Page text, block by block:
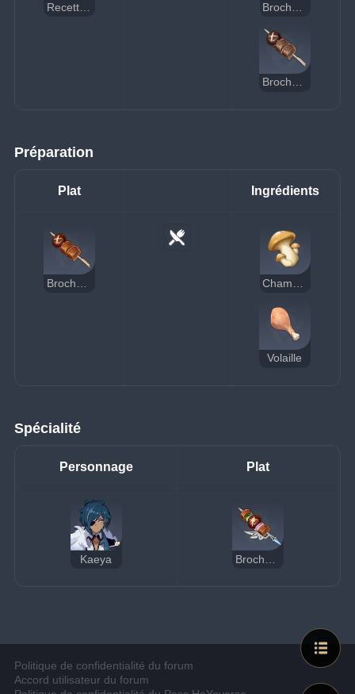
Recette : Brochette de poulet et de champignons
Brochette de poulet et de champignons (suspecte)
Préparation
Plat Ingrédients
Volaille
Spécialité
Personnage Plat
Kaeya
Politique de confidentialité du forum
Accord utilisateur du forum